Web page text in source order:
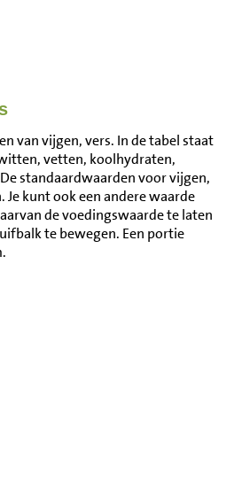
van vijgen, vers. In de tabel staat
vetten, koolhydraten,
standaardwaarden voor vijgen,
kunt ook een andere waarde
de voedingswaarde te laten
te bewegen. Een portie